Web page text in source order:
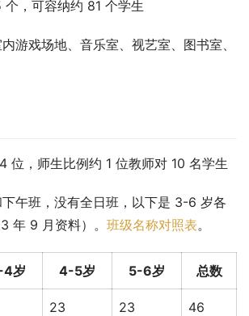
，可容纳约 81 个学生
游戏场地、音乐室、视艺室、图书室、
位，师生比例约 1 位教师对 10 名学生
午班，没有全日班，以下是 3-6 岁各
年 9 月资料）。 班级名称对照表。
岁 4-5岁 5-6岁 总数
23 23 46